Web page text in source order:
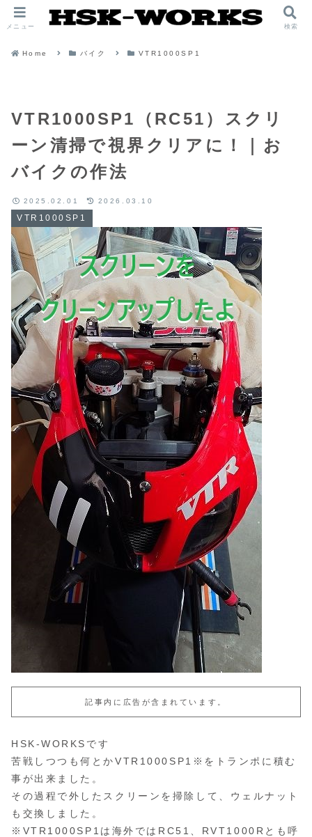
Home バイク VTR1000SP1
VTR1000SP1（RC51）スクリ
ーン清掃で視界クリアに！｜お
バイクの作法
VTR1000SP1
2025.02.01 2026.03.10
記事内に広告が含まれています。
HSK-WORKSです
苦戦しつつも何とかVTR1000SP1※をトランポに積む
事が出来ました。
その過程で外したスクリーンを掃除して、ウェルナット
も交換しました。
※VTR1000SP1は海外ではRC51、RVT1000Rとも呼
メニュー 検索